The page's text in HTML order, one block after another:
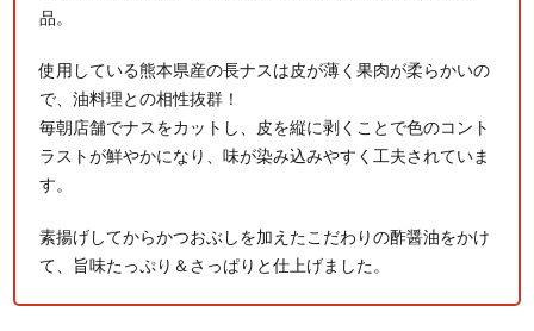
品。
使用している熊本県産の長ナスは皮が薄く果肉が柔らかいの
で、油料理との相性抜群！
毎朝店舗でナスをカットし、皮を縦に剥くことで色のコント
ラストが鮮やかになり、味が染み込みやすく工夫されていま
す。
素揚げしてからかつおぶしを加えたこだわりの酢醤油をかけ
て、旨味たっぷり＆さっぱりと仕上げました。